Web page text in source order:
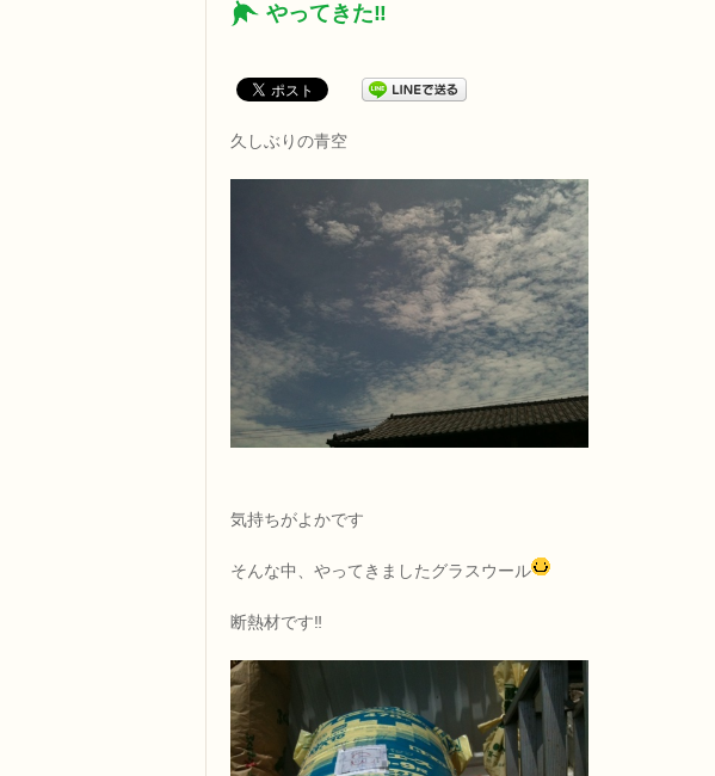
やってきた‼
久しぶりの青空
気持ちがよかです
そんな中、やってきましたグラスウール
断熱材です‼